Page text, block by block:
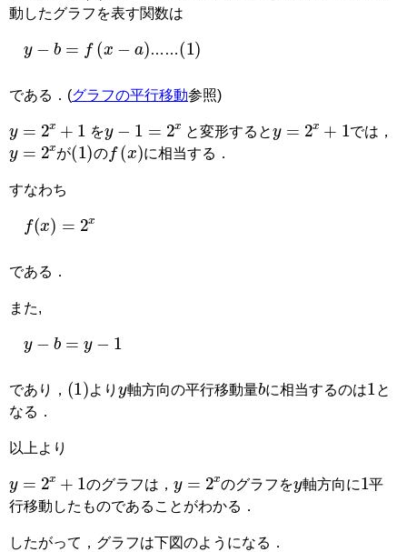
動したグラフを表す関数は
b x − …… (1
である．(グラフの平行移動参照)
2x+ を 1= x と変形すると 2x+ では，
y =2xが(1)のf(x ) に相当する．
すなわち
(x ) x
である．
また,
b
であり， (1 より 軸方向の平行移動量
b
に相当するのは
1
と
なる．
以上より
2x+ のグラフは， 2xのグラフを 軸方向に
1
平
行移動したものであることがわかる．
したがって，グラフは下図のようになる．